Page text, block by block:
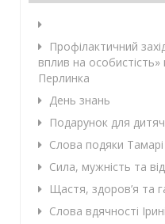
Профілактичний
вплив на
Перлинка
День знань
Подарунок для
Слова подяки Тамарі
Сила, мужність та
Щастя, здоров’я та
Слова вдячності